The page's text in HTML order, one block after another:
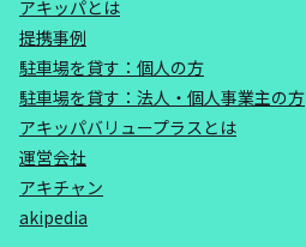
アキッパとは
提携事例
駐車場を貸す：個人の方
駐車場を貸す：法人・個人事業主の方
アキッパバリュープラスとは
運営会社
アキチャン
akipedia